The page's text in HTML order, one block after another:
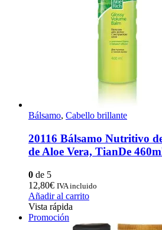
Bálsamo, Cabello brillante
20116 Bálsamo Nutritivo
de Aloe Vera, TianDe
0 de 5
12,80€ IVA incluido
Añadir al carrito
Vista rápida
Promoción